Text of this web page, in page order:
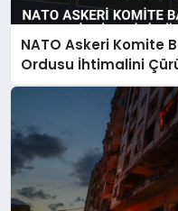
NATO Askeri Komite
Ordusu İhtimalini